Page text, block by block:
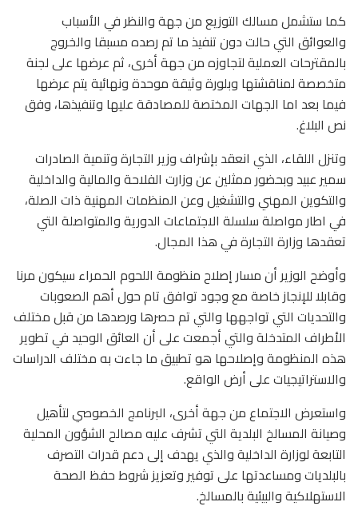
كما ستشمل مسالك التوزيع من جهة والنظر في الأسباب
والعوائق التي حالت دون تنفيذ ما تم رصده مسبقا والخروج
بالمقترحات العملية لتجاوزه من جهة أخرى، ثم عرضها على لجنة
متخصصة لمناقشتها وبلورة وثيقة موحدة ونهائية يتم عرضها
فيما بعد اما الجهات المختصة للمصادقة عليها وتنفيذها، وفق
نص البلاغ.
وتنزل اللقاء، الذي انعقد بإشراف وزير التجارة وتنمية الصادرات
سمير عبيد وبحضور ممثلين عن وزارت الفلاحة والمالية والداخلية
والتكوين المهني والتشغيل وعن المنظمات المهنية ذات الصلة،
في اطار مواصلة سلسلة الاجتماعات الدورية والمتواصلة التي
تعقدها وزارة التجارة في هذا المجال.
وأوضح الوزير أن مسار إصلاح منظومة اللحوم الحمراء سيكون مرنا
وقابلا للإنجاز خاصة مع وجود توافق تام حول أهم الصعوبات
والتحديات التي تواجهها والتي تم حصرها ورصدها من قبل مختلف
الأطراف المتدخلة والتي أجمعت على أن العائق الوحيد في تطوير
هذه المنظومة وإصلاحها هو تطبيق ما جاءت به مختلف الدراسات
والاستراتيجيات على أرض الواقع.
واستعرض الاجتماع من جهة أخرى، البرنامج الخصوصي لتأهيل
وصيانة المسالخ البلدية التي تشرف عليه مصالح الشؤون المحلية
التابعة لوزارة الداخلية والذي يهدف إلى دعم قدرات التصرف
بالبلديات ومساعدتها على توفير وتعزيز شروط حفظ الصحة
الاستهلاكية والبيئية بالمسالخ.